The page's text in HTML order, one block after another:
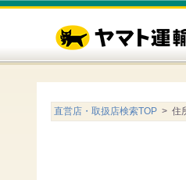
直営店・取扱店検索TOP > 住